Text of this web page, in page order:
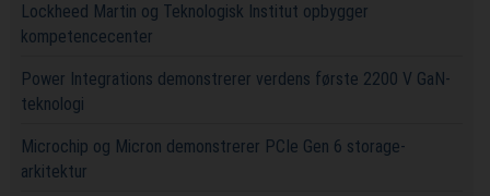
Lockheed Martin og Teknologisk Institut opbygger
kompetencecenter
Power Integrations demonstrerer verdens første 2200 V GaN-
teknologi
Microchip og Micron demonstrerer PCIe Gen 6 storage-
arkitektur